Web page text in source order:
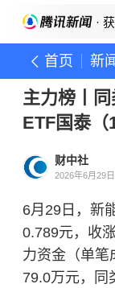
·
首页 新闻
主力榜丨
ETF国泰（
财中社
2026年6月29
6月29日，新
0.789元，收
力资金（单笔
79.0万元，同